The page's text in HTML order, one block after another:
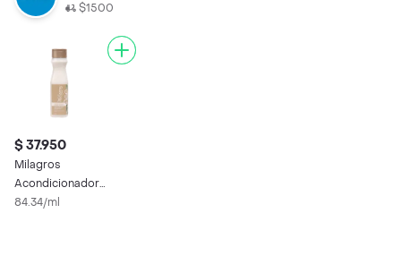
$1500
$ 37.950
Milagros
Acondicionador
Herbal
84.34/ml